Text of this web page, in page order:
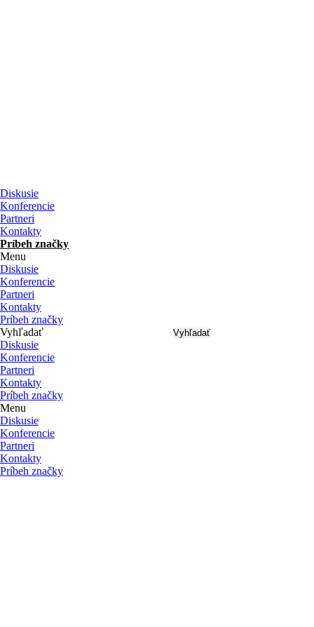
Diskusie
Konferencie
Partneri
Kontakty
Príbeh značky
Menu
Diskusie
Konferencie
Partneri
Kontakty
Príbeh značky
Vyhľadať
Vyhľadať
Diskusie
Konferencie
Partneri
Kontakty
Príbeh značky
Menu
Diskusie
Konferencie
Partneri
Kontakty
Príbeh značky